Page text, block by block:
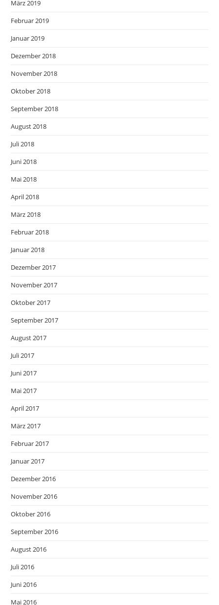
März 2019
Februar 2019
Januar 2019
Dezember 2018
November 2018
Oktober 2018
September 2018
August 2018
Juli 2018
Juni 2018
Mai 2018
April 2018
März 2018
Februar 2018
Januar 2018
Dezember 2017
November 2017
Oktober 2017
September 2017
August 2017
Juli 2017
Juni 2017
Mai 2017
April 2017
März 2017
Februar 2017
Januar 2017
Dezember 2016
November 2016
Oktober 2016
September 2016
August 2016
Juli 2016
Juni 2016
Mai 2016